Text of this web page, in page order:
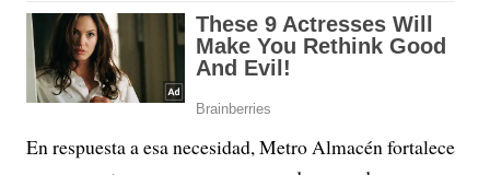
En respuesta a esa necesidad, Metro Almacén fortalece